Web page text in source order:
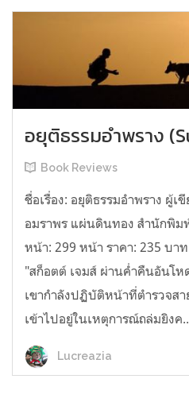
อยุติธรรมอำพราง
Book Reviews
ชื่อเรื่อง: อยุติธรรมอำพราง ผู้เ
อมราพร แผ่นดินทอง สำนักพิ
หน้า: 299 หน้า ราคา: 235 บา
"สก็อตต์ เจมส์ ผ่านค่ำคืนอันโห
เขากำลังปฏิบัติหน้าที่ตำรวจส
เข้าไปอยู่ในเหตุการณ์ถล่มยิงค
Lucreazia